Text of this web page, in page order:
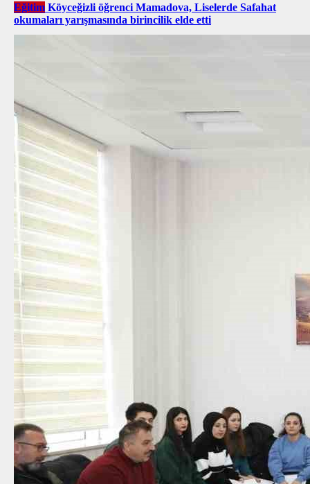
Eğitim Köyceğizli öğrenci Mamadova, Liselerde Safahat
okumaları yarışmasında birincilik elde etti